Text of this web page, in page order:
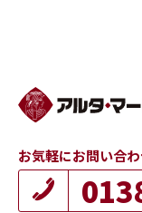
お気軽にお問い合